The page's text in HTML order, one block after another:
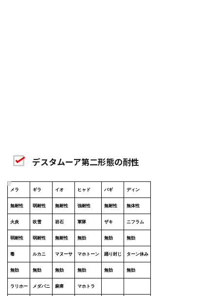
デスタムーア第二形態の耐性
メラ ギラ イオ ヒャド バギ ディン
無耐性 弱耐性 無耐性 強耐性 無耐性 無体性
火炎 吹雪 岩石 軍隊 ザキ ニフラム
弱耐性 弱耐性 無耐性 無効 無効 無効
毒 ルカニ マヌーサ マホトーン 踊り封じ ターン休み
無効 無効 無効 無効 無効 無効
ラリホー メダパニ 麻痺 マホトラ